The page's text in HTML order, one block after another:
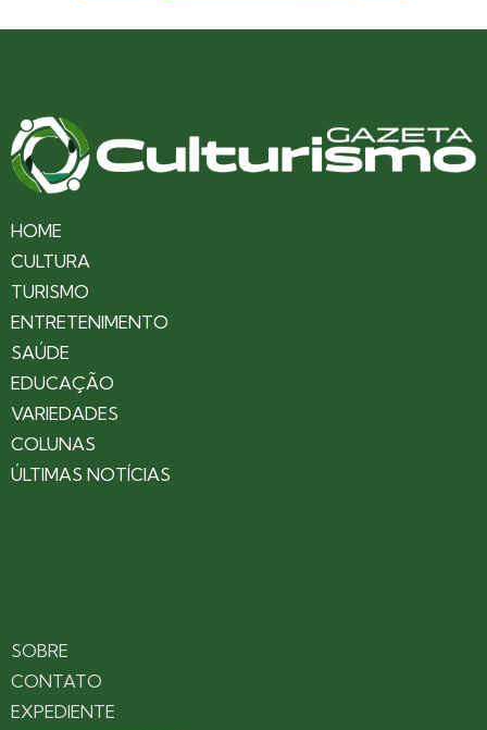
HOME
CULTURA
TURISMO
ENTRETENIMENTO
SAÚDE
EDUCAÇÃO
VARIEDADES
COLUNAS
ÚLTIMAS NOTÍCIAS
SOBRE
CONTATO
EXPEDIENTE